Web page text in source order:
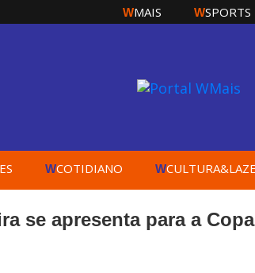
WMAIS WSPORTS
WCOTIDIANO W
se apresenta para a